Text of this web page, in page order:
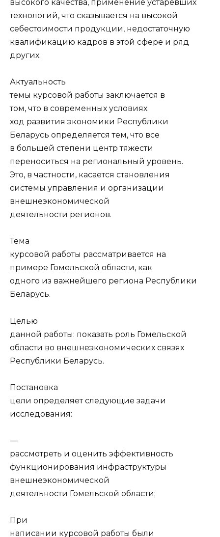
высокого качества, применение устаревших
технологий, что сказывается на высокой
себестоимости продукции, недостаточную
квалификацию кадров в этой сфере и ряд
других.
Актуальность
темы курсовой работы заключается в
том, что в современных условиях
ход развития экономики Республики
Беларусь определяется тем, что все
в большей степени центр тяжести
переноситься на региональный уровень.
Это, в частности, касается становления
системы управления и организации
внешнеэкономической
деятельности регионов.
Тема
курсовой работы рассматривается на
примере Гомельской области, как
одного из важнейшего региона Республики
Беларусь.
Целью
данной работы: показать роль Гомельской
области во внешнеэкономических связях
Республики Беларусь.
Постановка
цели определяет следующие задачи
исследования:
—
рассмотреть и оценить эффективность
функционирования инфраструктуры
внешнеэкономической
деятельности Гомельской области;
При
написании курсовой работы были